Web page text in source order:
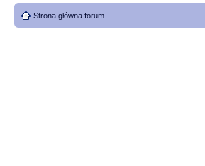
Strona główna forum